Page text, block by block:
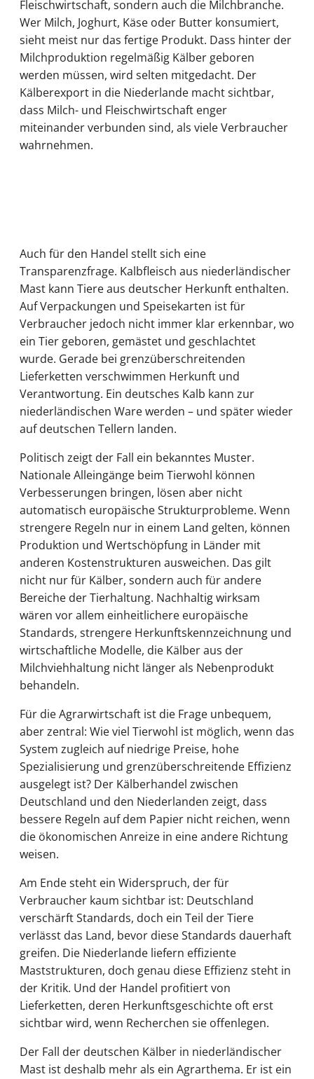
Fleischwirtschaft, sondern auch die Milchbranche.
Wer Milch, Joghurt, Käse oder Butter konsumiert,
sieht meist nur das fertige Produkt. Dass hinter der
Milchproduktion regelmäßig Kälber geboren
werden müssen, wird selten mitgedacht. Der
Kälberexport in die Niederlande macht sichtbar,
dass Milch- und Fleischwirtschaft enger
miteinander verbunden sind, als viele Verbraucher
wahrnehmen.
Auch für den Handel stellt sich eine
Transparenzfrage. Kalbfleisch aus niederländischer
Mast kann Tiere aus deutscher Herkunft enthalten.
Auf Verpackungen und Speisekarten ist für
Verbraucher jedoch nicht immer klar erkennbar, wo
ein Tier geboren, gemästet und geschlachtet
wurde. Gerade bei grenzüberschreitenden
Lieferketten verschwimmen Herkunft und
Verantwortung. Ein deutsches Kalb kann zur
niederländischen Ware werden – und später wieder
auf deutschen Tellern landen.
Politisch zeigt der Fall ein bekanntes Muster.
Nationale Alleingänge beim Tierwohl können
Verbesserungen bringen, lösen aber nicht
automatisch europäische Strukturprobleme. Wenn
strengere Regeln nur in einem Land gelten, können
Produktion und Wertschöpfung in Länder mit
anderen Kostenstrukturen ausweichen. Das gilt
nicht nur für Kälber, sondern auch für andere
Bereiche der Tierhaltung. Nachhaltig wirksam
wären vor allem einheitlichere europäische
Standards, strengere Herkunftskennzeichnung und
wirtschaftliche Modelle, die Kälber aus der
Milchviehhaltung nicht länger als Nebenprodukt
behandeln.
Für die Agrarwirtschaft ist die Frage unbequem,
aber zentral: Wie viel Tierwohl ist möglich, wenn das
System zugleich auf niedrige Preise, hohe
Spezialisierung und grenzüberschreitende Effizienz
ausgelegt ist? Der Kälberhandel zwischen
Deutschland und den Niederlanden zeigt, dass
bessere Regeln auf dem Papier nicht reichen, wenn
die ökonomischen Anreize in eine andere Richtung
weisen.
Am Ende steht ein Widerspruch, der für
Verbraucher kaum sichtbar ist: Deutschland
verschärft Standards, doch ein Teil der Tiere
verlässt das Land, bevor diese Standards dauerhaft
greifen. Die Niederlande liefern effiziente
Maststrukturen, doch genau diese Effizienz steht in
der Kritik. Und der Handel profitiert von
Lieferketten, deren Herkunftsgeschichte oft erst
sichtbar wird, wenn Recherchen sie offenlegen.
Der Fall der deutschen Kälber in niederländischer
Mast ist deshalb mehr als ein Agrarthema. Er ist ein